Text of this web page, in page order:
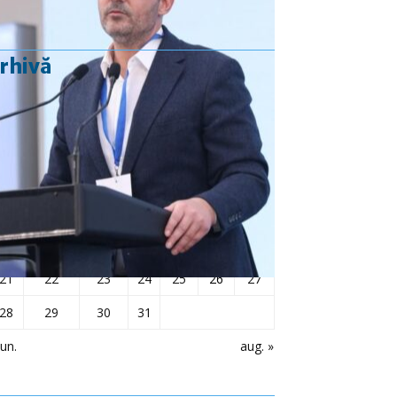
iulie 2025
Ma Mi D
aug. »
1 2 5
6
10 11 12
13
18
20
22 23 24 25 26
27
29 30 31